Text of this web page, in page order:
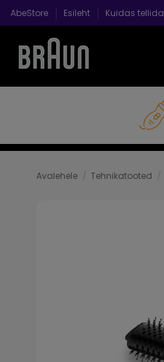
AbeStore Esileht Kuidas tellida
Avalehele Tehnikatooted